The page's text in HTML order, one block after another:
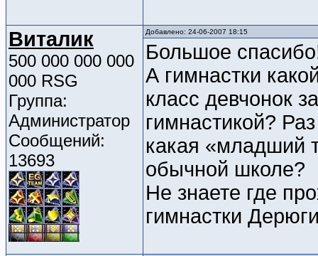
Виталик
500 000 000 000
000 RSG
Группа:
Администратор
Сообщений:
13693
Добавлено: 24-06-2007 18:15
Большое
А гимнастки
класс девчонок
гимнастикой?
какая «младший
обычной школе?
Не знаете где
гимнастки